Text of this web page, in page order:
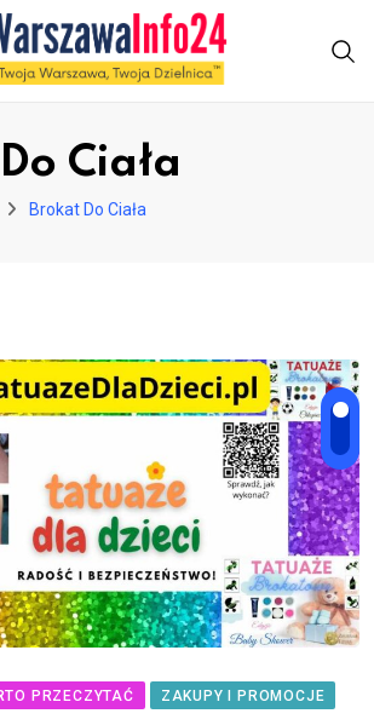
Ciała
Brokat Do Ciała
PRZECZYTAĆ ZAKUPY I PROMOCJE